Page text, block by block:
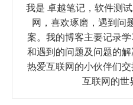
我是 卓越笔记，软件测
网，喜欢琢磨，遇到问
案。我的博客主要记录
和遇到的问题及问题的
热爱互联网的小伙伴们
互联网的世